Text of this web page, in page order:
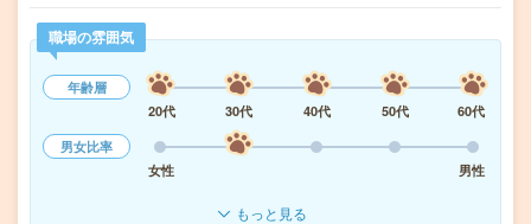
職場の雰囲気
年齢層
20代
30代 40代 50代
60代
男女比率
女性
男性
もっと見る